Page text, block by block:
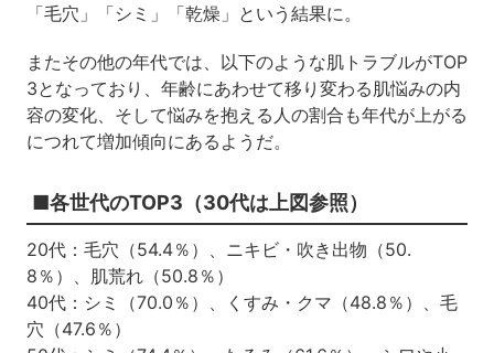
「毛穴」「シミ」「乾燥」という結果に。
またその他の年代では、以下のような肌トラブルがTOP
3となっており、年齢にあわせて移り変わる肌悩みの内
容の変化、そして悩みを抱える人の割合も年代が上がる
につれて増加傾向にあるようだ。
■各世代のTOP3（30代は上図参照）
20代：毛穴（54.4％）、ニキビ・吹き出物（50.
8％）、肌荒れ（50.8％）
40代：シミ（70.0％）、くすみ・クマ（48.8％）、毛
穴（47.6％）